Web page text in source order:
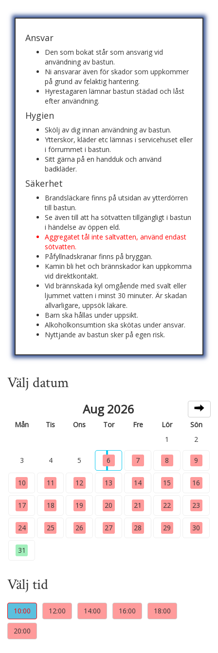
Ansvar
Den som bokat står som ansvarig vid
användning av bastun.
Ni ansvarar även för skador som uppkommer
på grund av felaktig hantering.
Hyrestagaren lämnar bastun städad och låst
efter användning.
Hygien
Skölj av dig innan användning av bastun.
Ytterskor, kläder etc lämnas i servicehuset eller
i förrummet i bastun.
Sitt gärna på en handduk och använd
badkläder.
Säkerhet
Brandsläckare finns på utsidan av ytterdörren
till bastun.
Se även till att ha sötvatten tillgängligt i bastun
i händelse av öppen eld.
Aggregatet tål inte saltvatten, använd endast
sötvatten.
Påfyllnadskranar finns på bryggan.
Kamin bli het och brännskador kan uppkomma
vid direktkontakt.
Vid brännskada kyl omgående med svalt eller
ljummet vatten i minst 30 minuter. Är skadan
allvarligare, uppsök läkare.
Barn ska hållas under uppsikt.
Alkoholkonsumtion ska skötas under ansvar.
Nyttjande av bastun sker på egen risk.
Välj datum
Aug 2026
Mån Tis Ons Tor Fre Lör
Sön
1
2
3 4 5 6 7 8 9
10 11 12 13 14 15 16
17 18 19 20 21 22 23
24 25 26 27 28 29 30
31
Välj tid
10:00 12:00 14:00 16:00 18:00
20:00